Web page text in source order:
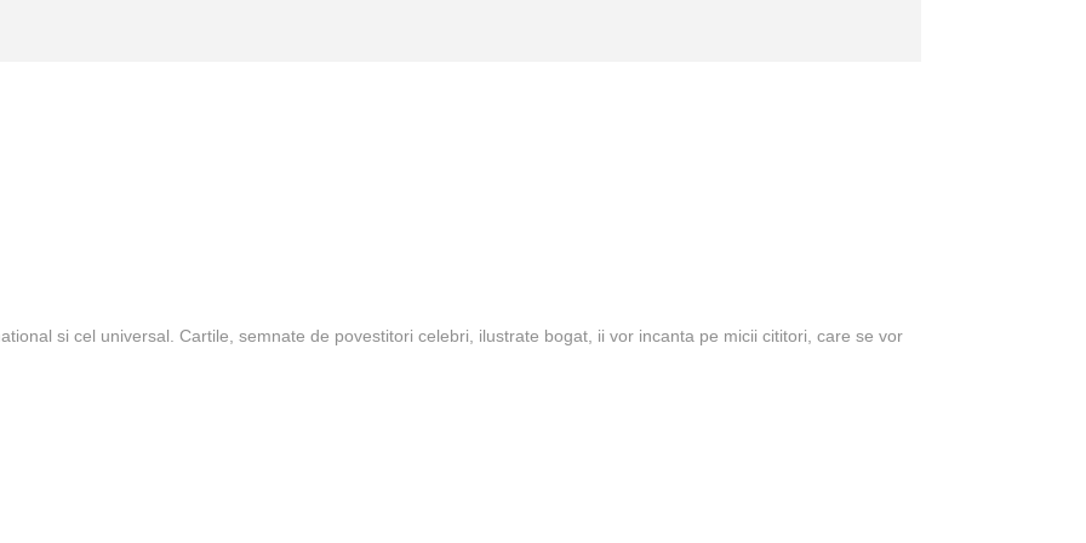
si cel universal. Cartile, semnate de povestitori celebri, ilustrate bogat, ii vor incanta pe micii cititori, care se vor